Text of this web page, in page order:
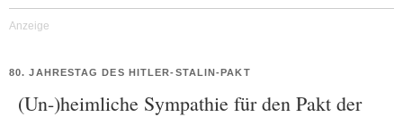
80. JAHRESTAG DES HITLER-STALIN-PAKT
(Un-)heimliche Sympathie für den Pakt der